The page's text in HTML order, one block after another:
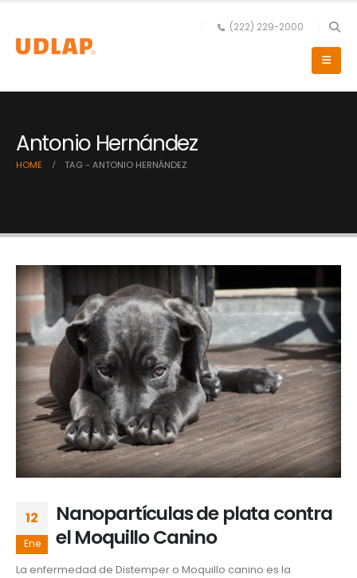
(222) 229-2000
Antonio Hernández
HOME TAG - ANTONIO HERNÁNDEZ
12
Ene
Nanopartículas de plata contra
el Moquillo Canino
La enfermedad de Distemper o Moquillo canino es la